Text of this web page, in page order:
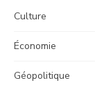
Culture
Économie
Géopolitique